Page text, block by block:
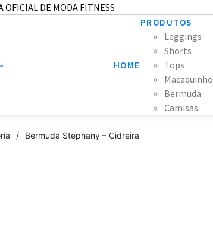
OFICIAL DE MODA FITNESS
HOME
PRODUTOS
Leggings
Shorts
Tops
Macaquinho
Bermuda
Camisas
/ Bermuda Stephany – Cidreira